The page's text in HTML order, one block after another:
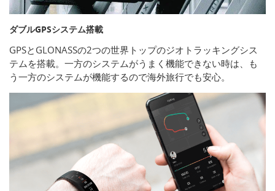
ダブルGPSシステム搭載
GPSとGLONASSの2つの世界トップのジオトラッキングシス
テムを搭載。一方のシステムがうまく機能できない時は、も
う一方のシステムが機能するので海外旅行でも安心。